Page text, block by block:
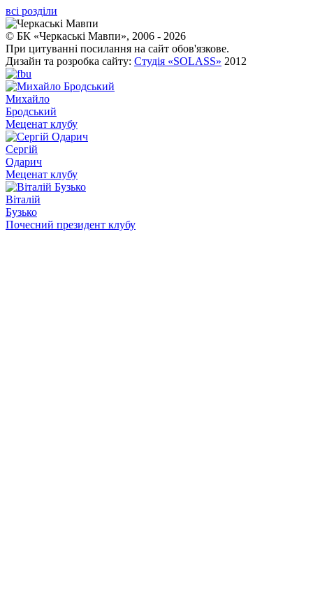
всі розділи
© БК «Черкаські Мавпи», 2006 - 2026
При цитуванні посилання на сайт обов'язкове.
Дизайн та розробка сайту: Студія «SOLASS» 2012
Михайло
Бродський
Меценат клубу
Сергій
Одарич
Меценат клубу
Віталій
Бузько
Почесний президент клубу